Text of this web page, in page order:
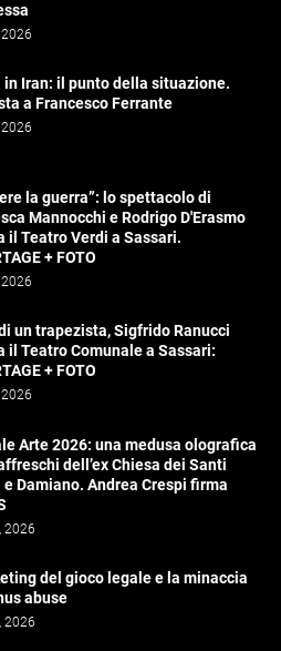
in Iran: il punto della situazione.
a Francesco Ferrante
la guerra”: lo spettacolo di
Mannocchi e Rodrigo D'Erasmo
il Teatro Verdi a Sassari.
+ FOTO
un trapezista, Sigfrido Ranucci
il Teatro Comunale a Sassari:
+ FOTO
Arte 2026: una medusa olografica
dell’ex Chiesa dei Santi
e Damiano. Andrea Crespi firma
2026
del gioco legale e la minaccia
abuse
2026